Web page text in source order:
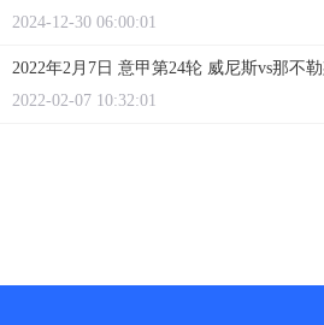
2024-12-30 06:00:01
2022年2月7日 意甲第24轮 威尼斯vs那不
2022-02-07 10:32:01